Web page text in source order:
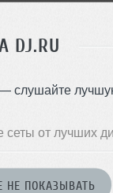
DJ.RU
слушайте
сеты от лучших
НЕ ПОКАЗЫВАТЬ